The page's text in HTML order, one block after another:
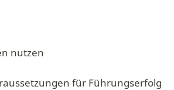
nutzen
für Führungserfolg